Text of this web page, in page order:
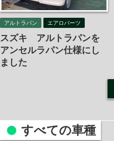
アルトラパン エアロパーツ
スズキ アルトラパンを
アンセルラパン仕様にし
ました
すべての車種